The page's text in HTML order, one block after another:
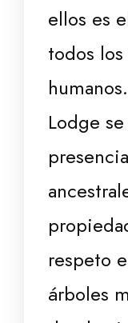
ellos es
todos
Lodge
respeto
árboles